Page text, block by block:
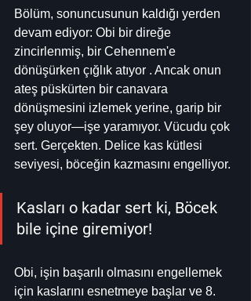
Bölüm, sonuncusunun kaldığı yerden
devam ediyor: Obi bir direğe
zincirlenmiş, bir Cehennem'e
dönüşürken çığlık atıyor . Ancak onun
ateş püskürten bir canavara
dönüşmesini izlemek yerine, garip bir
şey oluyor—işe yaramıyor. Vücudu çok
sert. Gerçekten. Delice kas kütlesi
seviyesi, böceğin kazmasını engelliyor.
Kasları o kadar sert ki, Böcek
bile içine giremiyor!
Obi, işin başarılı olmasını engellemek
için kaslarını esnetmeye başlar ve 8.